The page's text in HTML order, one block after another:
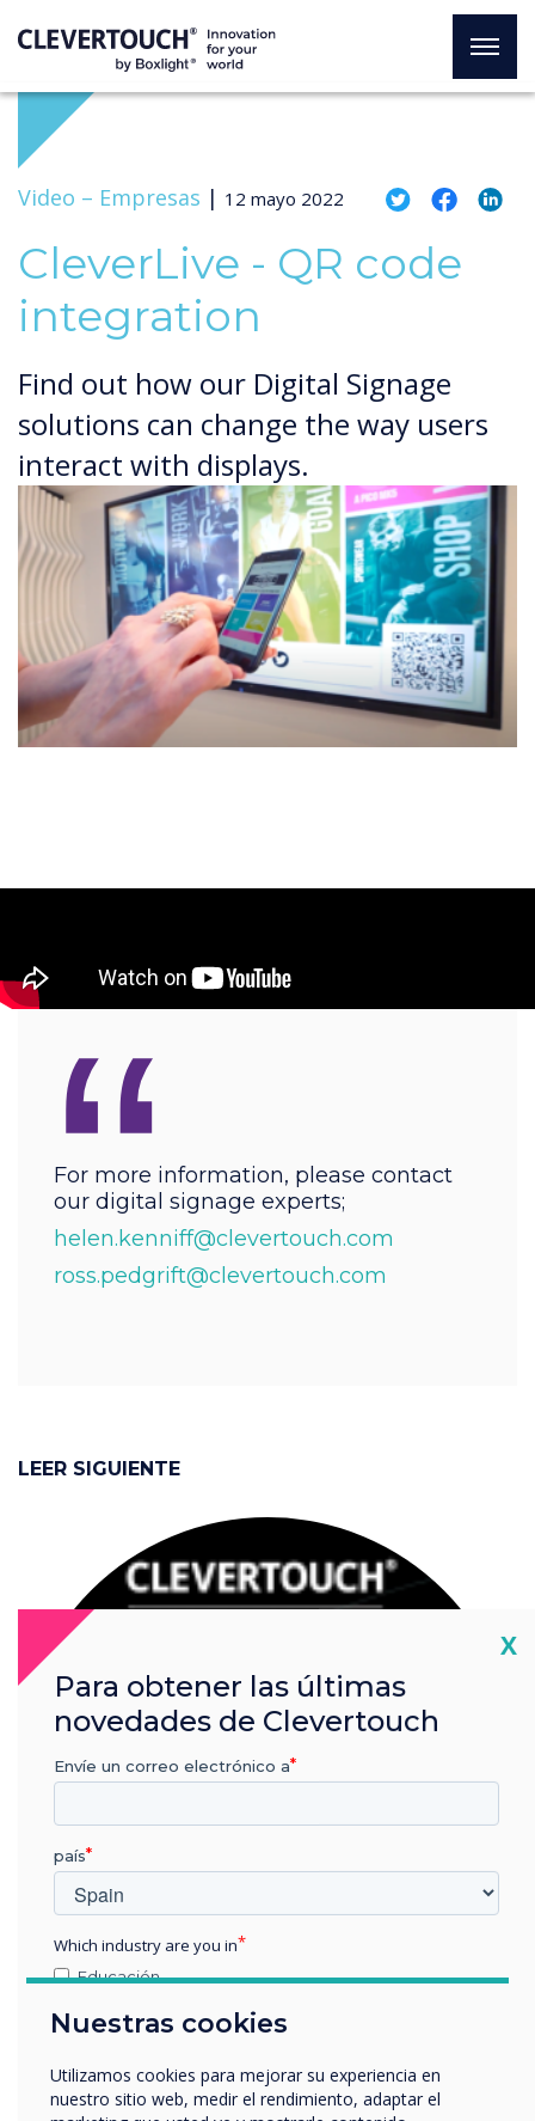
Video – Empresas | 12 mayo 2022
CleverLive - QR code
integration
Find out how our Digital Signage
solutions can change the way users
interact with displays.
LEER SIGUIENTE
“
For more information, please contact
our digital signage experts;
helen.kenniff@clevertouch.com
ross.pedgrift@clevertouch.com
Nuestras cookies
Utilizamos cookies para mejorar su experiencia en
nuestro sitio web, medir el rendimiento, adaptar el
X
Para obtener las últimas
novedades de Clevertouch
Envíe un correo electrónico a
país
Which industry are you in
Educación
Otros
nombre de empresa